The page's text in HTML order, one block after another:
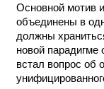
Основной мотив
объединены в
должны
новой парадигме
встал вопрос об